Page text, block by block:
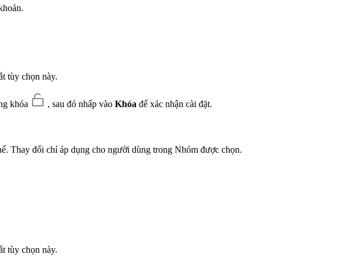
tùy chọn này.
khóa
, sau đó nhấp vào Khóa để xác nhận cài đặt.
Thay đổi chỉ áp dụng cho người dùng trong Nhóm được chọn.
tùy chọn này.